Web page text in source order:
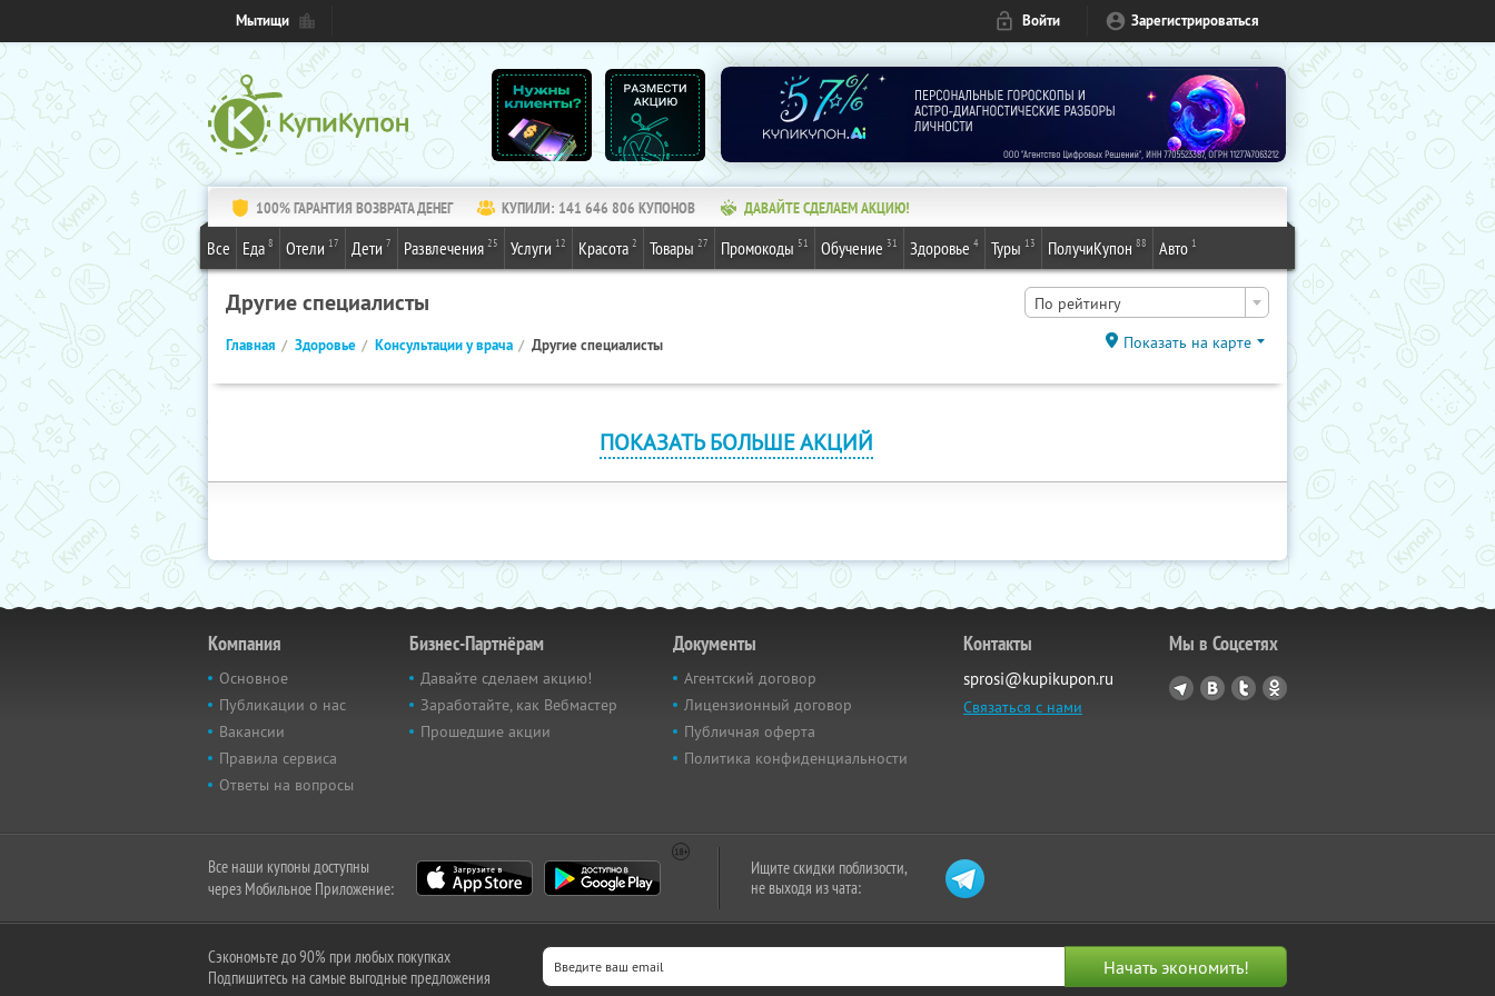
Мытищи Войти Зарегистрироваться
100% ГАРАНТИЯ ВОЗВРАТА ДЕНЕГ КУПИЛИ: 141 646 806 КУПОНОВ ДАВАЙТЕ СДЕЛАЕМ АКЦИЮ!
Все Еда 8 Отели 17 Дети 7 Развлечения 25 Услуги 12 Красота 2 Товары 27 Промокоды 51 Обучение 31 Здоровье 4 Туры 13 ПолучиКупон 88 Авто 1
Другие специалисты По рейтингу
Главная Здоровье Консультации у врача Другие специалисты Показать на карте
ПОКАЗАТЬ БОЛЬШЕ АКЦИЙ
Компания
Основное
Публикации о нас
Вакансии
Правила сервиса
Ответы на вопросы
Бизнес-Партнёрам
Давайте сделаем акцию!
Заработайте, как Вебмастер
Прошедшие акции
Документы
Агентский договор
Лицензионный договор
Публичная оферта
Политика конфиденциальности
Контакты
sprosi@kupikupon.ru
Связаться с нами
Мы в Соцсетях
Все наши купоны доступны
через Мобильное Приложение:
Ищите скидки поблизости,
не выходя из чата:
Сэкономьте до 90% при любых покупках
Подпишитесь на самые выгодные предложения